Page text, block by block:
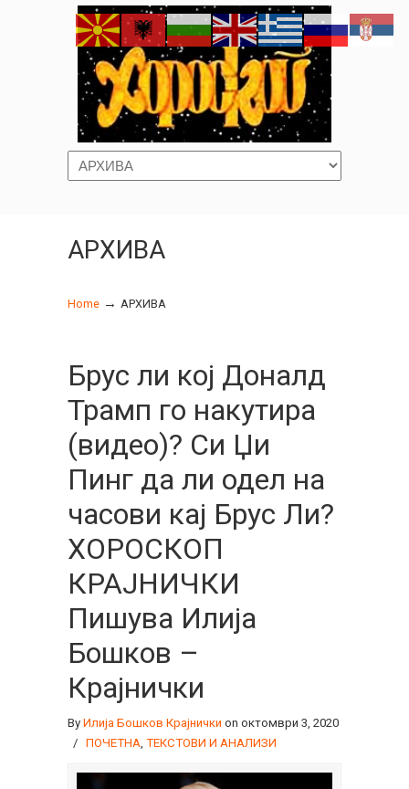
Navigation
АРХИВА
Home → АРХИВА
Брус ли кој Доналд
Трамп го накутира
(видео)? Си Џи
Пинг да ли одел на
часови кај Брус Ли?
ХОРОСКОП
КРАЈНИЧКИ
Пишува Илија
Бошков –
Крајнички
By Илија Бошков Крајнички on октомври 3, 2020
/ ПОЧЕТНА, ТЕКСТОВИ И АНАЛИЗИ